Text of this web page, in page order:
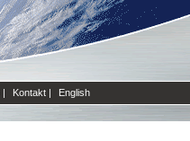
| Kontakt | English